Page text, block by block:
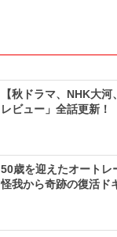
【秋ドラマ、NHK大
レビュー」全話更新！
50歳を迎えたオート
怪我から奇跡の復活ド